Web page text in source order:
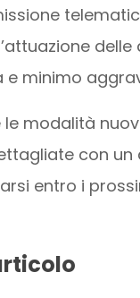
minimo
modalità
con un
entro i